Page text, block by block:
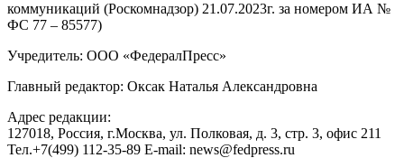
коммуникаций (Роскомнадзор) 21.07.2023г. за номером ИА №
ФС 77 – 85577)
Учредитель: ООО «ФедералПресс»
Главный редактор: Оксак Наталья Александровна
Адрес редакции:
127018, Россия, г.Москва, ул. Полковая, д. 3, стр. 3, офис 211
Тел.+7(499) 112-35-89 E-mail: news@fedpress.ru